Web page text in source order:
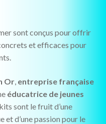
sont conçus pour offrir
et efficaces pour
Or, entreprise française
éducatrice de jeunes
kits sont le fruit d’une
d’une passion pour le